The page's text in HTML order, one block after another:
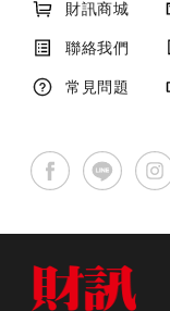
財訊商城
聯絡我們
常見問題